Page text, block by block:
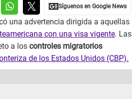
una advertencia dirigida a aquellas
con una visa vigente. Las
a los controles migratorios
de los Estados Unidos (CBP).